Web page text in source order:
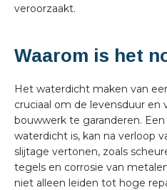
veroorzaakt.
Waarom is het
Het waterdicht maken van
cruciaal om de levensduur en
bouwwerk te garanderen.
waterdicht is, kan na verloop
slijtage vertonen, zoals
tegels en corrosie van
niet alleen leiden tot hoge